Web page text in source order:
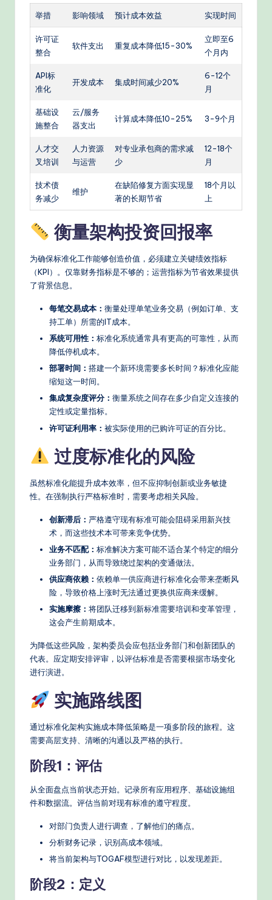
举措 影响领域 预计成本效益 实现时间
许可证
整合
软件支出 重复成本降低15-30%
立即至6
个月内
API标
准化
开发成本 集成时间减少20%
6-12个
月
基础设
施整合
云/服务
器支出
计算成本降低10-25% 3-9个月
人才交
叉培训
人力资源
与运营
对专业承包商的需求减
少
12-18个
月
技术债
务减少
维护
在缺陷修复方面实现显
著的长期节省
18个月以
上
衡量架构投资回报率
为确保标准化工作能够创造价值，必须建立关键绩效指标
（KPI）。仅靠财务指标是不够的；运营指标为节省效果提供
了背景信息。
每笔交易成本： 衡量处理单笔业务交易（例如订单、支
持工单）所需的IT成本。
系统可用性： 标准化系统通常具有更高的可靠性，从而
降低停机成本。
部署时间： 搭建一个新环境需要多长时间？标准化应能
缩短这一时间。
集成复杂度评分： 衡量系统之间存在多少自定义连接的
定性或定量指标。
许可证利用率： 被实际使用的已购许可证的百分比。
过度标准化的风险
虽然标准化能提升成本效率，但不应抑制创新或业务敏捷
性。在强制执行严格标准时，需要考虑相关风险。
创新滞后： 严格遵守现有标准可能会阻碍采用新兴技
术，而这些技术本可带来竞争优势。
业务不匹配： 标准解决方案可能不适合某个特定的细分
业务部门，从而导致绕过架构的变通做法。
供应商依赖： 依赖单一供应商进行标准化会带来垄断风
险，导致价格上涨时无法通过更换供应商来缓解。
实施摩擦： 将团队迁移到新标准需要培训和变革管理，
这会产生前期成本。
为降低这些风险，架构委员会应包括业务部门和创新团队的
代表。应定期安排评审，以评估标准是否需要根据市场变化
进行演进。
实施路线图
通过标准化架构实施成本降低策略是一项多阶段的旅程。这
需要高层支持、清晰的沟通以及严格的执行。
阶段1：评估
从全面盘点当前状态开始。记录所有应用程序、基础设施组
件和数据流。评估当前对现有标准的遵守程度。
对部门负责人进行调查，了解他们的痛点。
分析财务记录，识别高成本领域。
将当前架构与TOGAF模型进行对比，以发现差距。
阶段2：定义